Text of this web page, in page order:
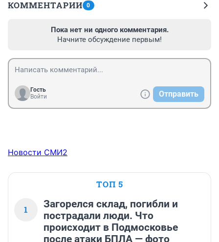
КОММЕНТАРИИ 0
Пока нет ни одного комментария.
Начните обсуждение первым!
Гость
Войти
Отправить
Новости СМИ2
ТОП 5
1
Загорелся склад, погибли и
пострадали люди. Что
происходит в Подмосковье
после атаки БПЛА — фото